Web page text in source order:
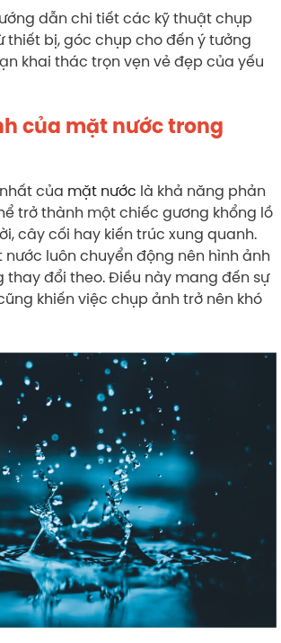
dẫn chi tiết các kỹ thuật chụp
thiết bị, góc chụp cho đến ý tưởng
khai thác trọn vẹn vẻ đẹp của yếu
của mặt nước trong
của mặt nước là khả năng phản
trở thành một chiếc gương khổng lồ
cây cối hay kiến trúc xung quanh.
nước luôn chuyển động nên hình ảnh
thay đổi theo. Điều này mang đến sự
khiến việc chụp ảnh trở nên khó